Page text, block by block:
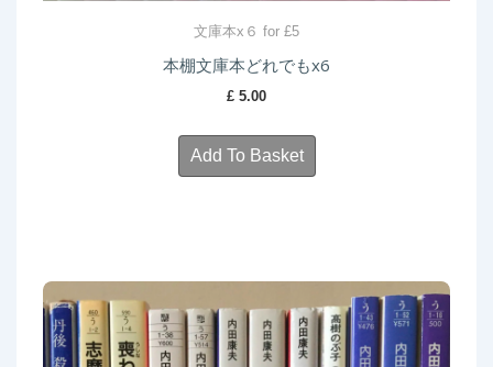
文庫本x６ for £5
本棚文庫本どれでもx6
£ 5.00
Add To Basket